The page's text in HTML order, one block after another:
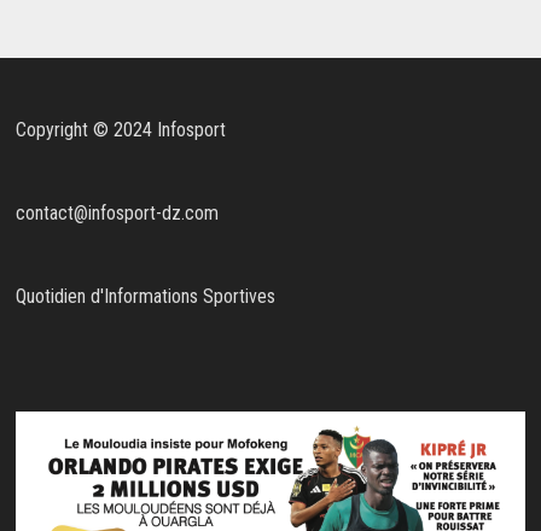
Copyright © 2024 Infosport
contact@infosport-dz.com
Quotidien d'Informations Sportives